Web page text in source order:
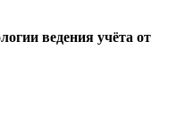
ведения учёта от